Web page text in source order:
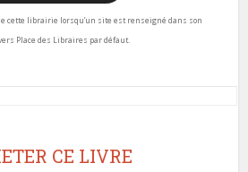
cette librairie lorsqu’un site est renseigné dans son
Place des Libraires par défaut.
CE LIVRE